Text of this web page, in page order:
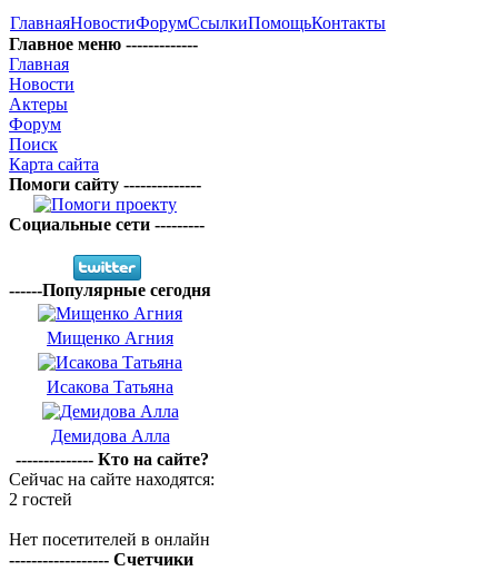
ГлавнаяНовостиФорумСсылкиПомощьКонтакты
Главное меню -------------
Главная
Новости
Актеры
Форум
Поиск
Карта сайта
Помоги сайту --------------
Социальные сети ---------
------Популярные сегодня
Мищенко Агния
Исакова Татьяна
Демидова Алла
-------------- Кто на сайте?
Сейчас на сайте находятся:
2 гостей
Нет посетителей в онлайн
------------------ Счетчики